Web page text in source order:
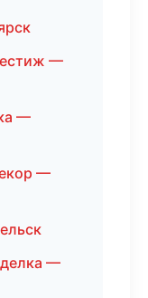
—
—
—
—